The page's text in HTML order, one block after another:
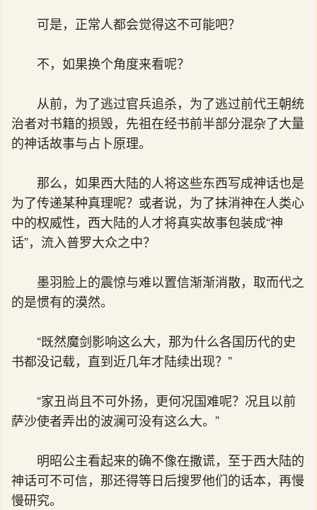
可是，正常人都会觉得这不可能吧？
不，如果换个角度来看呢？
从前，为了逃过官兵追杀，为了逃过前代王朝统
治者对书籍的损毁，先祖在经书前半部分混杂了大量
的神话故事与占卜原理。
那么，如果西大陆的人将这些东西写成神话也是
为了传递某种真理呢？或者说，为了抹消神在人类心
中的权威性，西大陆的人才将真实故事包装成“神
话”，流入普罗大众之中？
墨羽脸上的震惊与难以置信渐渐消散，取而代之
的是惯有的漠然。
“既然魔剑影响这么大，那为什么各国历代的史
书都没记载，直到近几年才陆续出现？”
“家丑尚且不可外扬，更何况国难呢？况且以前
萨沙使者弄出的波澜可没有这么大。”
明昭公主看起来的确不像在撒谎，至于西大陆的
神话可不可信，那还得等日后搜罗他们的话本，再慢
慢研究。